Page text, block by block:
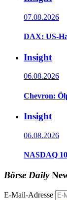
07.08.2026
DAX: US-
Insight
06.08.2026
Chevron:
Insight
06.08.2026
NASDAQ
Börse Daily
E-Mail-Adresse